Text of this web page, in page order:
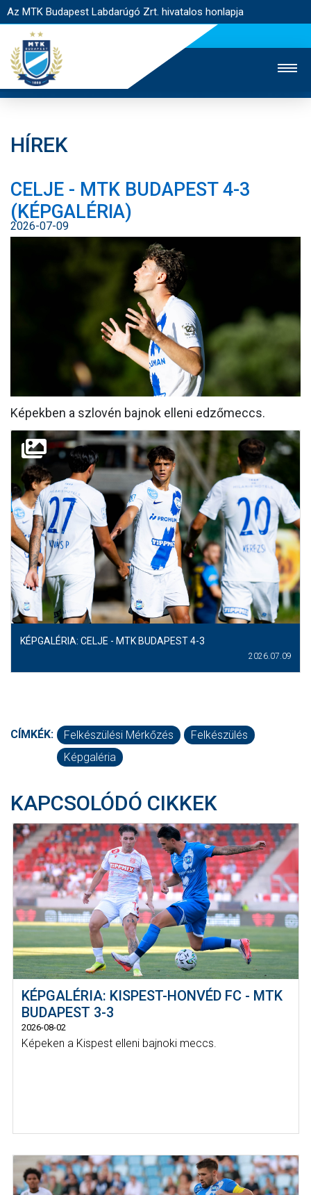
Az MTK Budapest Labdarúgó Zrt. hivatalos honlapja
JEGYÉRTÉKESÍTÉS
WEBSHOP
STADION
EGYESÜLET
NYITÓLAP
HÍREK
CSAPATOK
MÉRKŐZÉSEK
KLUB
GALÉRIA
SZURKOLÓI ÉLMÉNYEK
AKKREDITÁCIÓ
HÍREK
CELJE - MTK BUDAPEST 4-3
(KÉPGALÉRIA)
2026-07-09
Képekben a szlovén bajnok elleni edzőmeccs.
KÉPGALÉRIA: CELJE - MTK BUDAPEST 4-3
2026.07.09
CÍMKÉK: Felkészülési Mérkőzés
Felkészülés
Képgaléria
KAPCSOLÓDÓ CIKKEK
KÉPGALÉRIA: KISPEST-HONVÉD FC - MTK
BUDAPEST 3-3
2026-08-02
Képeken a Kispest elleni bajnoki meccs.